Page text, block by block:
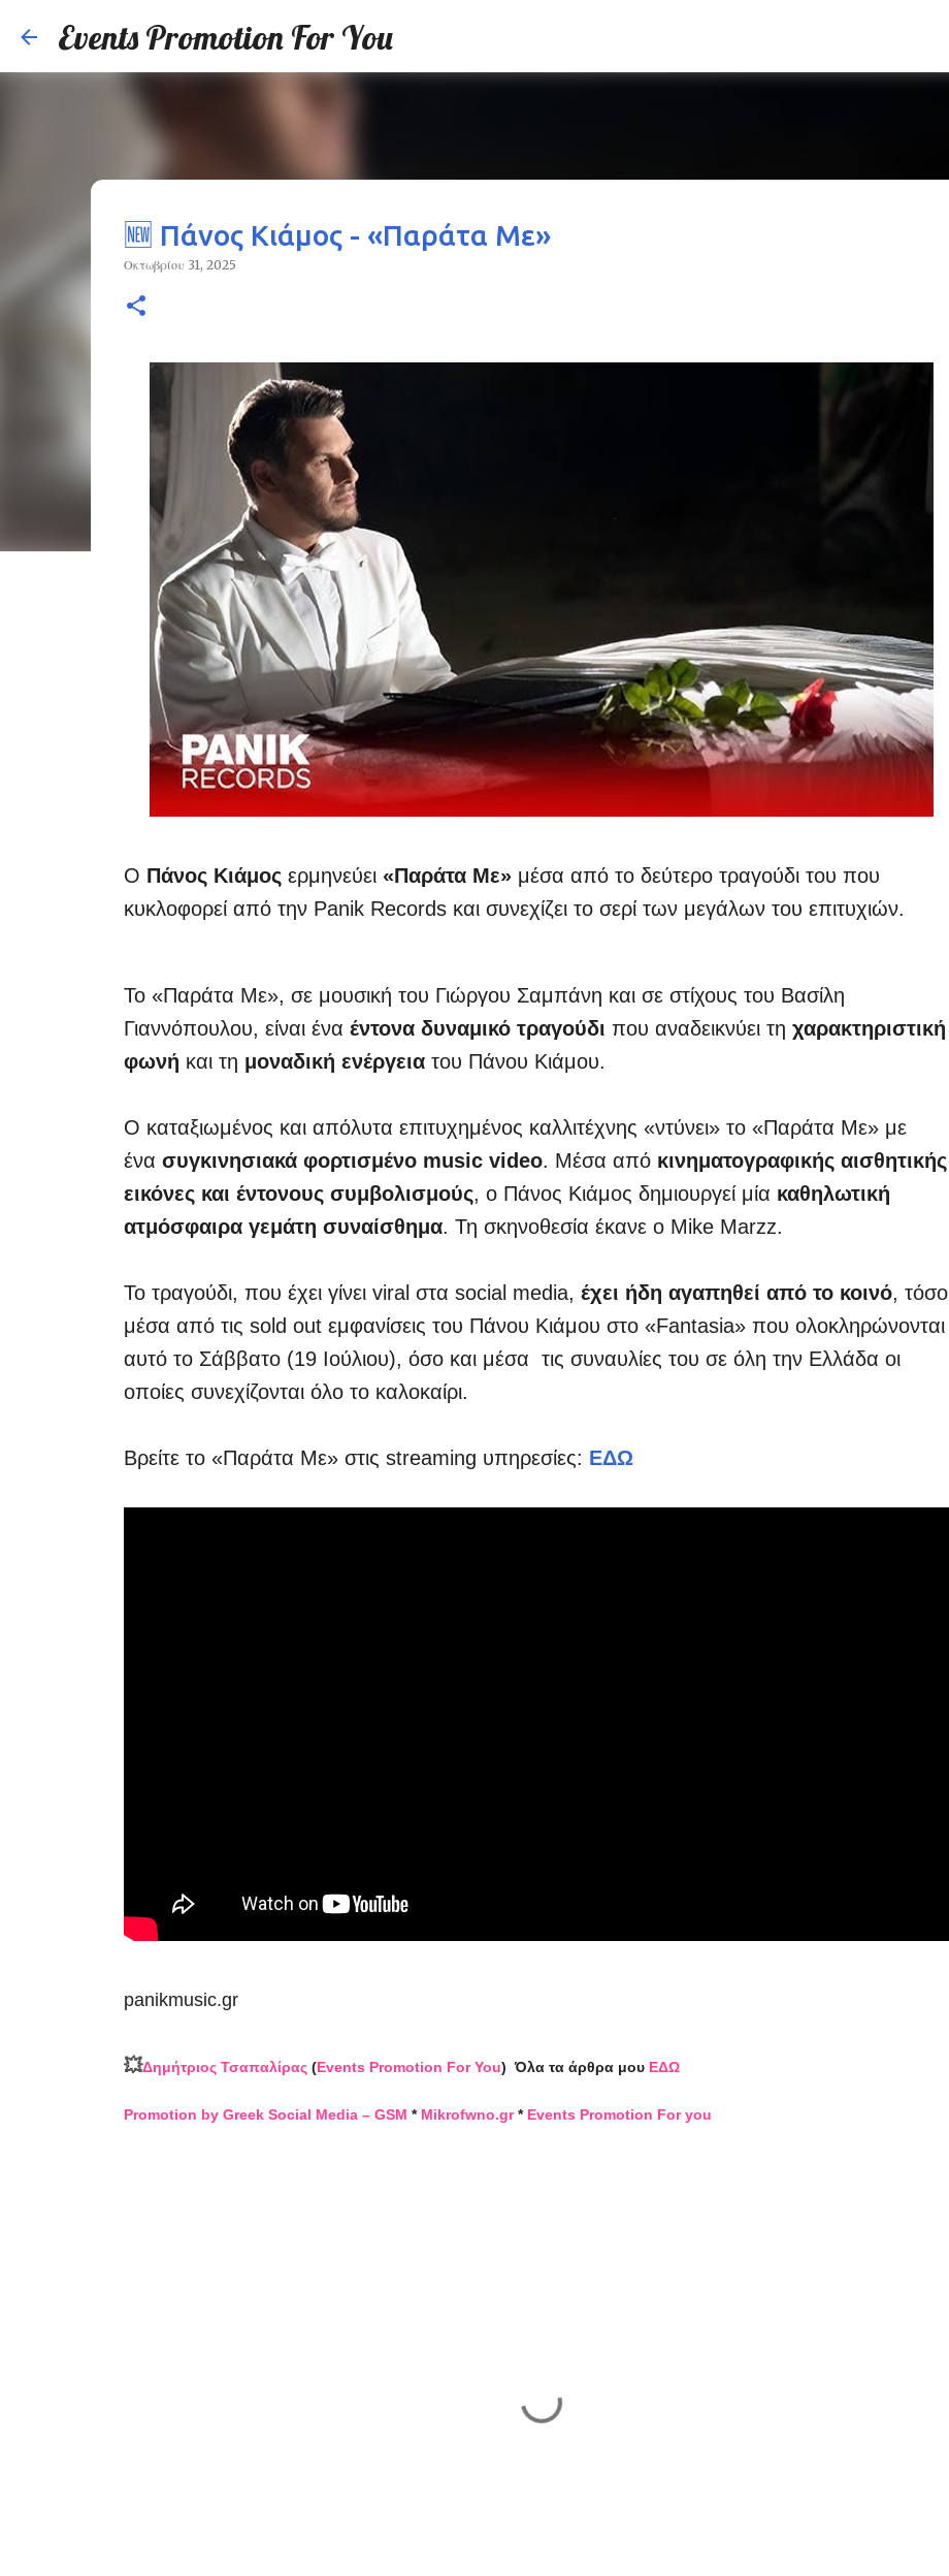
Events Promotion For You
🆕 Πάνος Κιάμος - «Παράτα Με»
Οκτωβρίου 31, 2025
Ο Πάνος Κιάμοςερμηνεύει «Παράτα Με»μέσα από το δεύτερο τραγούδι του που
κυκλοφορεί από την Panik Records και συνεχίζει το σερί των μεγάλων του επιτυχιών.
Το «Παράτα Με», σε μουσική του Γιώργου Σαμπάνη και σε στίχους του Βασίλη
Γιαννόπουλου, είναι ένα έντονα δυναμικό τραγούδι που αναδεικνύει τη χαρακτηριστική
φωνή και τη μοναδική ενέργειατου Πάνου Κιάμου.
Ο καταξιωμένος και απόλυτα επιτυχημένος καλλιτέχνης «ντύνει» το «Παράτα Με» με
ένα συγκινησιακά φορτισμένο music video. Μέσα από κινηματογραφικής αισθητικής
εικόνες και έντονους συμβολισμούς, ο Πάνος Κιάμος δημιουργεί μία καθηλωτική
ατμόσφαιρα γεμάτη συναίσθημα. Τη σκηνοθεσία έκανε ο Mike Marzz.
Το τραγούδι, που έχει γίνει viral στα social media, έχει ήδη αγαπηθεί από το κοινό, τόσο
μέσα από τις sold out εμφανίσεις του Πάνου Κιάμου στο «Fantasia» που ολοκληρώνονται
αυτό το Σάββατο (19 Ιούλιου), όσο και μέσα τις συναυλίες του σε όλη την Ελλάδα οι
οποίες συνεχίζονται όλο το καλοκαίρι.
Βρείτε το «Παράτα Με» στις streaming υπηρεσίες: ΕΔΩ
panikmusic.gr
💥Δημήτριος Τσαπαλίρας(Events Promotion For You) Όλα τα άρθρα μου ΕΔΩ
Promotion by Greek Social Media – GSM * Mikrofwno.gr* Events Promotion For you